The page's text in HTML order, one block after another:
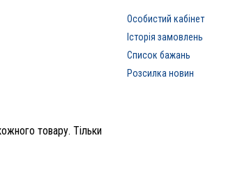
Особистий кабінет
Історія замовлень
Список бажань
Розсилка новин
товару. Тільки